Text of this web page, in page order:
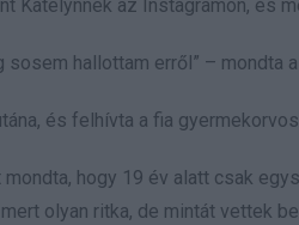
Katelynnek az Instagramon, és
hallottam erről” – mondta a
és felhívta a fia
mondta, hogy 19 év alatt csak
olyan ritka, de mintát vettek